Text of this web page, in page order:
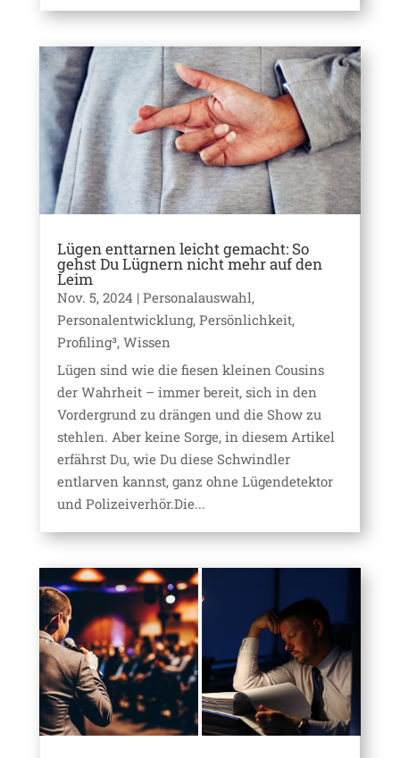
Lügen enttarnen leicht gemacht: So
gehst Du Lügnern nicht mehr auf den
Leim
Nov. 5, 2024 | Personalauswahl,
Personalentwicklung, Persönlichkeit,
Profiling³, Wissen
Lügen sind wie die fiesen kleinen Cousins
der Wahrheit – immer bereit, sich in den
Vordergrund zu drängen und die Show zu
stehlen. Aber keine Sorge, in diesem Artikel
erfährst Du, wie Du diese Schwindler
entlarven kannst, ganz ohne Lügendetektor
und Polizeiverhör.Die...